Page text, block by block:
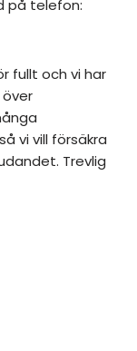
på telefon:
fullt och vi har
vi vill försäkra
Trevlig